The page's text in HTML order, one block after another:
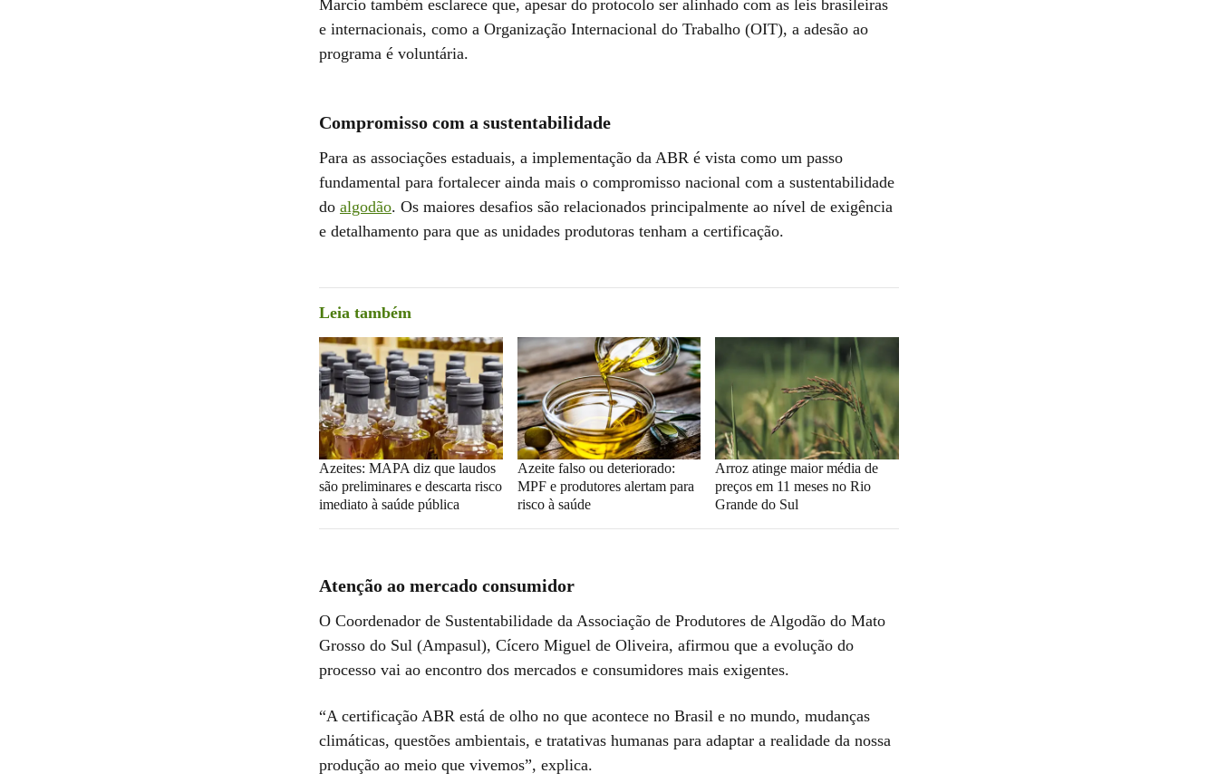
Marcio também esclarece que, apesar do protocolo ser alinhado com as leis brasileiras
e internacionais, como a Organização Internacional do Trabalho (OIT), a adesão ao
programa é voluntária.
Compromisso com a sustentabilidade
Para as associações estaduais, a implementação da ABR é vista como um passo
fundamental para fortalecer ainda mais o compromisso nacional com a sustentabilidade
do algodão. Os maiores desafios são relacionados principalmente ao nível de exigência
e detalhamento para que as unidades produtoras tenham a certificação.
Leia também
Azeites: MAPA diz que laudos
são preliminares e descarta risco
imediato à saúde pública
Azeite falso ou deteriorado:
MPF e produtores alertam para
risco à saúde
Arroz atinge maior média de
preços em 11 meses no Rio
Grande do Sul
Atenção ao mercado consumidor
O Coordenador de Sustentabilidade da Associação de Produtores de Algodão do Mato
Grosso do Sul (Ampasul), Cícero Miguel de Oliveira, afirmou que a evolução do
processo vai ao encontro dos mercados e consumidores mais exigentes.
“A certificação ABR está de olho no que acontece no Brasil e no mundo, mudanças
climáticas, questões ambientais, e tratativas humanas para adaptar a realidade da nossa
produção ao meio que vivemos”, explica.